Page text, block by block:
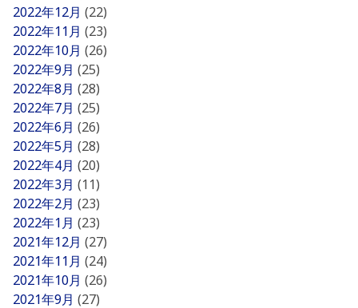
2022年12月 (22)
2022年11月 (23)
2022年10月 (26)
2022年9月 (25)
2022年8月 (28)
2022年7月 (25)
2022年6月 (26)
2022年5月 (28)
2022年4月 (20)
2022年3月 (11)
2022年2月 (23)
2022年1月 (23)
2021年12月 (27)
2021年11月 (24)
2021年10月 (26)
2021年9月 (27)